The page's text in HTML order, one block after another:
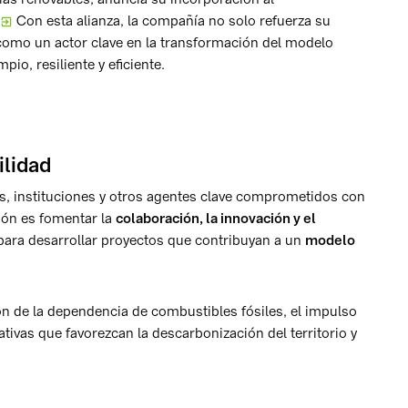
Con esta alianza, la compañía no solo refuerza su
un actor clave en la transformación del modelo
resiliente y eficiente.
instituciones y otros agentes clave comprometidos con
es fomentar la colaboración, la innovación y el
desarrollar proyectos que contribuyan a un modelo
de la dependencia de combustibles fósiles, el impulso
que favorezcan la descarbonización del territorio y